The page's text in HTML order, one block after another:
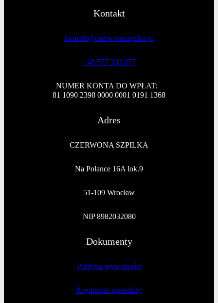
Kontakt
kontakt@czerwonaszpilka.pl
+48 577 333 077
NUMER KONTA DO WPŁAT:
81 1090 2398 0000 0001 0191 1368
Adres
CZERWONA SZPILKA
Na Polance 16A lok.9
51-109 Wrocław
NIP 8982032080
Dokumenty
Polityka prywatności
Regulamin sprzedaży